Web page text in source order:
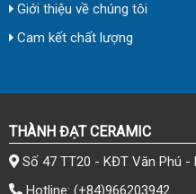
Giới thiệu về chúng tôi
Cam kết chất lượng
THÀNH ĐẠT CERAMIC
Số 47 TT20 - KĐT Văn Phú -